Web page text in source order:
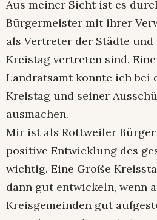
Aus meiner Sicht ist es
Bürgermeister mit ihrer
als Vertreter der Städte und
Kreistag vertreten sind.
Landratsamt konnte ich bei
Kreistag und seiner
ausmachen.
Mir ist als Rottweiler
positive Entwicklung des
wichtig. Eine Große
dann gut entwickeln, wenn
Kreisgemeinden gut